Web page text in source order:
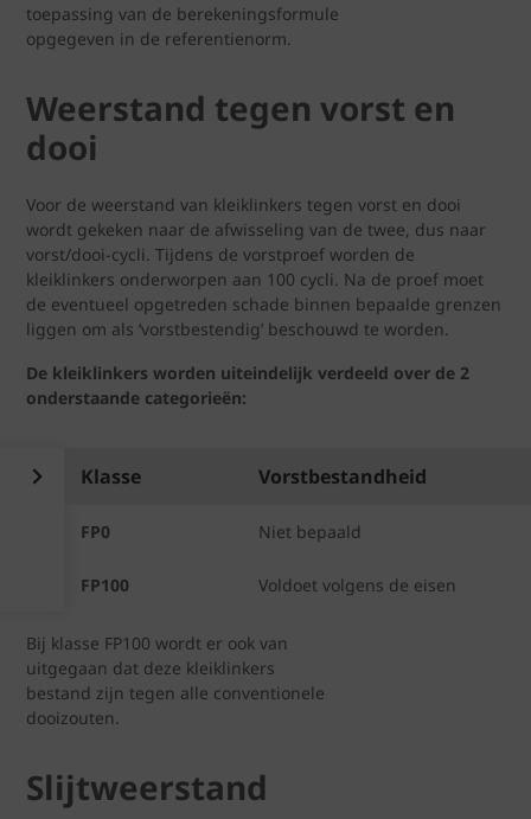
toepassing van de berekeningsformule
opgegeven in de referentienorm.
Weerstand tegen vorst en
dooi
Voor de weerstand van kleiklinkers tegen vorst en dooi
wordt gekeken naar de afwisseling van de twee, dus naar
vorst/dooi-cycli. Tijdens de vorstproef worden de
kleiklinkers onderworpen aan 100 cycli. Na de proef moet
de eventueel opgetreden schade binnen bepaalde grenzen
liggen om als ‘vorstbestendig’ beschouwd te worden.
De kleiklinkers worden uiteindelijk verdeeld over de 2
onderstaande categorieën:
Klasse
FP0
FP100
Vorstbestandheid
Niet bepaald
Voldoet volgens de eisen
Bij klasse FP100 wordt er ook van
uitgegaan dat deze kleiklinkers
bestand zijn tegen alle conventionele
dooizouten.
Slijtweerstand